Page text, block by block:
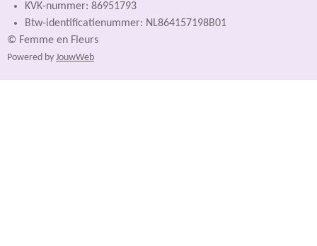
KVK-nummer: 86951793
Btw-identificatienummer: NL864157198B01
© Femme en Fleurs
Powered by JouwWeb